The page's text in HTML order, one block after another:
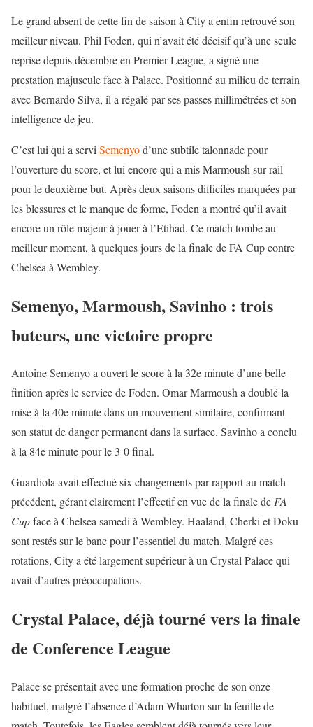
Le grand absent de cette fin de saison à City a enfin retrouvé son
meilleur niveau. Phil Foden, qui n’avait été décisif qu’à une seule
reprise depuis décembre en Premier League, a signé une
prestation majuscule face à Palace. Positionné au milieu de terrain
avec Bernardo Silva, il a régalé par ses passes millimétrées et son
intelligence de jeu.
C’est lui qui a servi Semenyod’une subtile talonnade pour
l’ouverture du score, et lui encore qui a mis Marmoush sur rail
pour le deuxième but. Après deux saisons difficiles marquées par
les blessures et le manque de forme, Foden a montré qu’il avait
encore un rôle majeur à jouer à l’Etihad. Ce match tombe au
meilleur moment, à quelques jours de la finale de FA Cup contre
Chelsea à Wembley.
Semenyo, Marmoush, Savinho : trois
buteurs, une victoire propre
Antoine Semenyo a ouvert le score à la 32e minute d’une belle
finition après le service de Foden. Omar Marmoush a doublé la
mise à la 40e minute dans un mouvement similaire, confirmant
son statut de danger permanent dans la surface. Savinho a conclu
à la 84e minute pour le 3-0 final.
Guardiola avait effectué six changements par rapport au match
précédent, gérant clairement l’effectif en vue de la finale deFA
Cupface à Chelsea samedi à Wembley. Haaland, Cherki et Doku
sont restés sur le banc pour l’essentiel du match. Malgré ces
rotations, City a été largement supérieur à un Crystal Palace qui
avait d’autres préoccupations.
Crystal Palace, déjà tourné vers la finale
de Conference League
Palace se présentait avec une formation proche de son onze
habituel, malgré l’absence d’Adam Wharton sur la feuille de